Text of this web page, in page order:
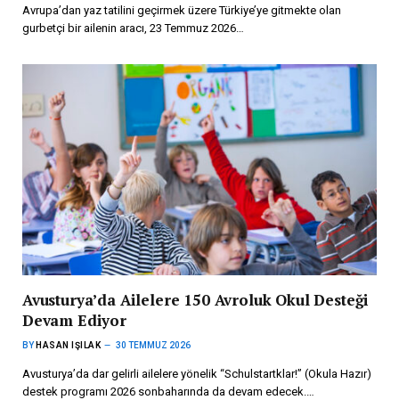
Avrupa’dan yaz tatilini geçirmek üzere Türkiye’ye gitmekte olan
gurbetçi bir ailenin aracı, 23 Temmuz 2026…
Avusturya’da Ailelere 150 Avroluk Okul Desteği
Devam Ediyor
BY HASAN IŞILAK 30 TEMMUZ 2026
Avusturya’da dar gelirli ailelere yönelik “Schulstartklar!” (Okula Hazır)
destek programı 2026 sonbaharında da devam edecek.…